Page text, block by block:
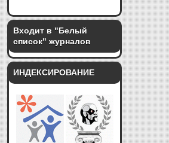
Входит в "Белый
список" журналов
ИНДЕКСИРОВАНИЕ